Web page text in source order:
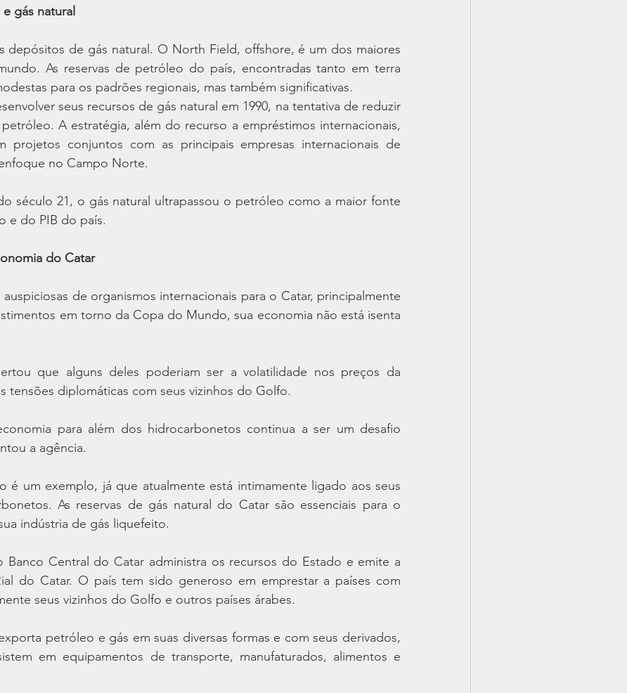
gás natural
depósitos de gás natural. O North Field, offshore, é um dos maiores
As reservas de petróleo do país, encontradas tanto em terra
para os padrões regionais, mas também significativas.
seus recursos de gás natural em 1990, na tentativa de reduzir
A estratégia, além do recurso a empréstimos internacionais,
projetos conjuntos com as principais empresas internacionais de
no Campo Norte.
século 21, o gás natural ultrapassou o petróleo como a maior fonte
e do PIB do país.
do Catar
de organismos internacionais para o Catar, principalmente
em torno da Copa do Mundo, sua economia não está isenta
que alguns deles poderiam ser a volatilidade nos preços da
tensões diplomáticas com seus vizinhos do Golfo.
para além dos hidrocarbonetos continua a ser um desafio
a agência.
é um exemplo, já que atualmente está intimamente ligado aos seus
As reservas de gás natural do Catar são essenciais para o
indústria de gás liquefeito.
Banco Central do Catar administra os recursos do Estado e emite a
do Catar. O país tem sido generoso em emprestar a países com
seus vizinhos do Golfo e outros países árabes.
petróleo e gás em suas diversas formas e com seus derivados,
em equipamentos de transporte, manufaturados, alimentos e